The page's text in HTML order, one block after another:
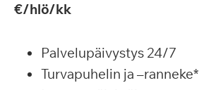
€/hlö/kk
Palvelupäivystys 24/7
Turvapuhelin ja –ranneke*